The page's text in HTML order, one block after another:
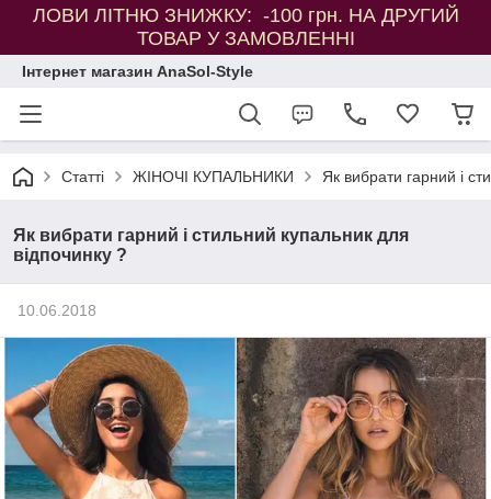
ЛОВИ ЛІТНЮ ЗНИЖКУ: -100 грн. НА ДРУГИЙ
ТОВАР У ЗАМОВЛЕННІ
Інтернет магазин AnaSol-Style
Статті ЖІНОЧІ КУПАЛЬНИКИ Як вибрати гарний і
Як вибрати гарний і стильний купальник для
відпочинку ?
10.06.2018